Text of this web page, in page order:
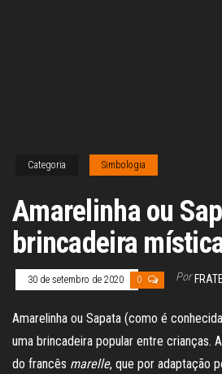
Categoria Simbologia
Amarelinha ou
brincadeira
30 de setembro de 2020 0 Por
Amarelinha ou Sapata (como é
uma brincadeira popular entre crianças.
do francês marelle, que por adaptação